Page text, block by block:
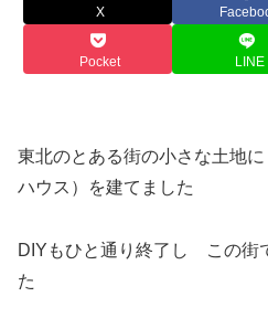
X
Pocket LINE
東北のとある街の小さな土地
ハウス）を建てました
DIYもひと通り終了し この街
た